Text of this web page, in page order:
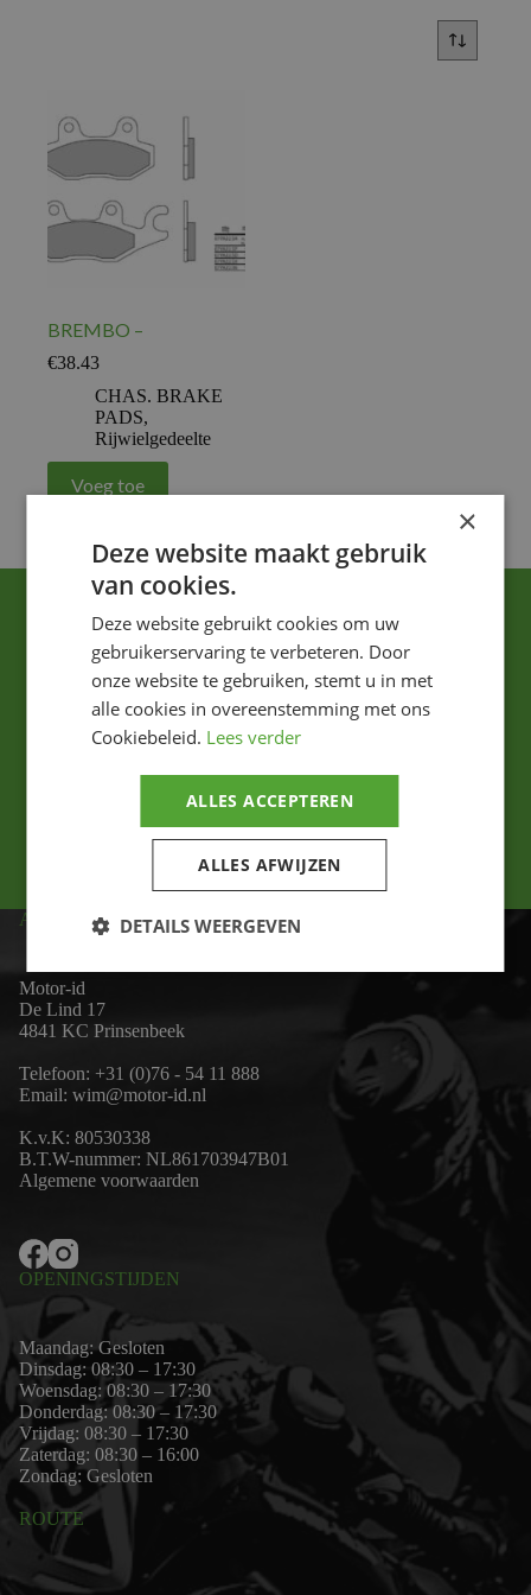
BREMBO –
€38.43
CHAS. BRAKE
PADS,
Rijwielgedeelte
Voeg toe
Ik ga akkoord met het privacybeleid.
ADRES
Motor-id
De Lind 17
4841 KC Prinsenbeek
Telefoon: +31 (0)76 - 54 11 888
Email: wim@motor-id.nl
K.v.K: 80530338
B.T.W-nummer: NL861703947B01
Algemene voorwaarden
OPENINGSTIJDEN
Maandag: Gesloten
Dinsdag: 08:30 – 17:30
Woensdag: 08:30 – 17:30
Donderdag: 08:30 – 17:30
Vrijdag: 08:30 – 17:30
Zaterdag: 08:30 – 16:00
Zondag: Gesloten
ROUTE
×
Deze website maakt gebruik
van cookies.
Deze website gebruikt cookies om uw
gebruikerservaring te verbeteren. Door
onze website te gebruiken, stemt u in met
alle cookies in overeenstemming met ons
Cookiebeleid. Lees verder
ALLES ACCEPTEREN
ALLES AFWIJZEN
DETAILS WEERGEVEN